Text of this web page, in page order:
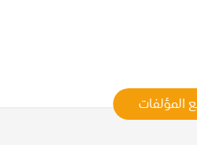
المؤلفات